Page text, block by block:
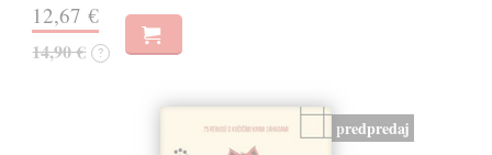
12,67 €
14,90 € ?
predpredaj